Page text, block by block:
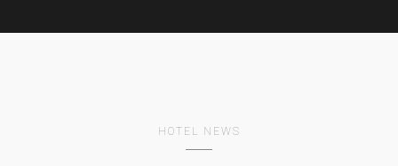
HOTEL NEWS